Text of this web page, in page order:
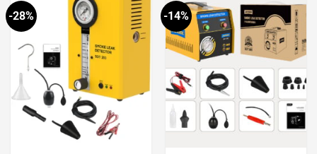
-28% -14%